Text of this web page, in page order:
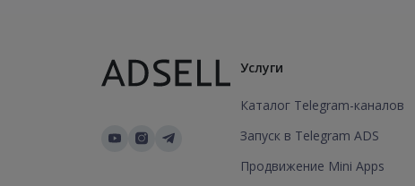
Услуги
Каталог Telegram-каналов
Запуск в Telegram ADS
Продвижение Mini Apps